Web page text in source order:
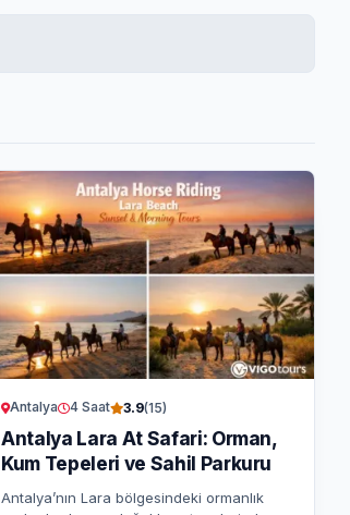
Antalya 4 Saat 3.9(15)
Antalya Lara At Safari: Orman,
Kum Tepeleri ve Sahil Parkuru
Antalya’nın Lara bölgesindeki ormanlık